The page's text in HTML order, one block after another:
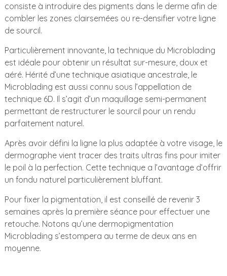
consiste à introduire des pigments dans le derme afin de
combler les zones clairsemées ou re-densifier votre ligne
de sourcil.
Particulièrement innovante, la technique du Microblading
est idéale pour obtenir un résultat sur-mesure, doux et
aéré. Hérité d’une technique asiatique ancestrale, le
Microblading est aussi connu sous l’appellation de
technique 6D. Il s’agit d’un maquillage semi-permanent
permettant de restructurer le sourcil pour un rendu
parfaitement naturel.
Après avoir défini la ligne la plus adaptée à votre visage, le
dermographe vient tracer des traits ultras fins pour imiter
le poil à la perfection. Cette technique a l’avantage d’offrir
un fondu naturel particulièrement bluffant.
Pour fixer la pigmentation, il est conseillé de revenir 3
semaines après la première séance pour effectuer une
retouche. Notons qu’une dermopigmentation
Microblading s’estompera au terme de deux ans en
moyenne.